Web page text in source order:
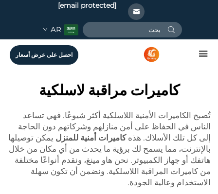
[email protected]
AR
احصل على عرض أسعار
كاميرات مراقبة لاسلكية
تُصبح الكاميرات الأمنية اللاسلكية أكثر شيوعًا. فهي تساعد
الناس في الحفاظ على أمن منازلهم وشركاتهم دون الحاجة
إلى كل تلك الأسلاك. هذهكاميرات أمنية للمنزل يمكن توصيلها
بالإنترنت، مما يسمح لك برؤية ما يحدث من أي مكان من خلال
هاتفك أو جهاز الكمبيوتر. نحن هاو مينغ، ونقدم أنواعًا مختلفة
من كاميرات المراقبة اللاسلكية. ونضمن أن تكون سهلة
الاستخدام وعالية الجودة.